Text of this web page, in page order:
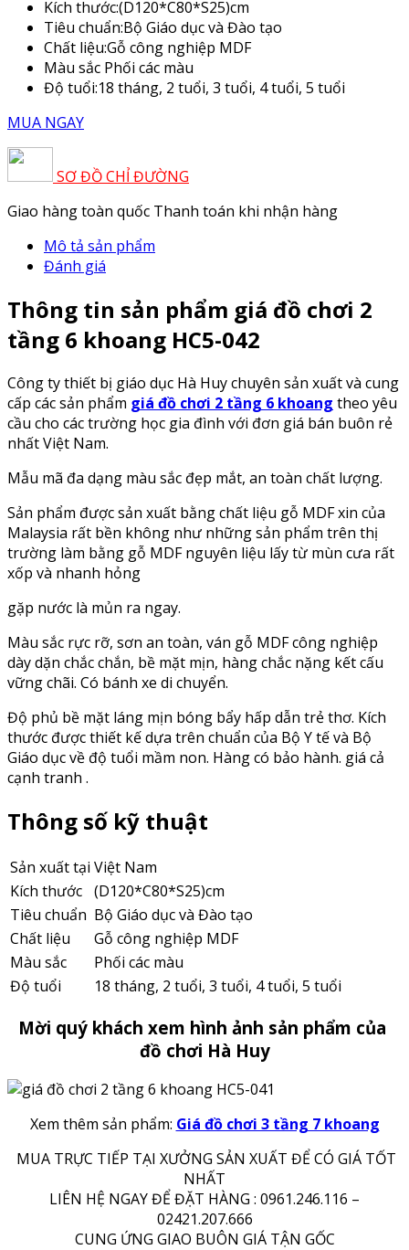
Kích thước:(D120*C80*S25)cm
Tiêu chuẩn:Bộ Giáo dục và Đào tạo
Chất liệu:Gỗ công nghiệp MDF
Màu sắc Phối các màu
Độ tuổi:18 tháng, 2 tuổi, 3 tuổi, 4 tuổi, 5 tuổi
MUA NGAY
SƠ ĐỒ CHỈ ĐƯỜNG
Giao hàng toàn quốc Thanh toán khi nhận hàng
Mô tả sản phẩm
Đánh giá
Thông tin sản phẩm giá đồ chơi 2
tầng 6 khoang HC5-042
Công ty thiết bị giáo dục Hà Huy chuyên sản xuất và cung
cấp các sản phẩm giá đồ chơi 2 tầng 6 khoang theo yêu
cầu cho các trường học gia đình với đơn giá bán buôn rẻ
nhất Việt Nam.
Mẫu mã đa dạng màu sắc đẹp mắt, an toàn chất lượng.
Sản phẩm được sản xuất bằng chất liệu gỗ MDF xin của
Malaysia rất bền không như những sản phẩm trên thị
trường làm bằng gỗ MDF nguyên liệu lấy từ mùn cưa rất
xốp và nhanh hỏng
gặp nước là mủn ra ngay.
Màu sắc rực rỡ, sơn an toàn, ván gỗ MDF công nghiệp
dày dặn chắc chắn, bề mặt mịn, hàng chắc nặng kết cấu
vững chãi. Có bánh xe di chuyển.
Độ phủ bề mặt láng mịn bóng bẩy hấp dẫn trẻ thơ. Kích
thước được thiết kế dựa trên chuẩn của Bộ Y tế và Bộ
Giáo dục về độ tuổi mầm non. Hàng có bảo hành. giá cả
cạnh tranh .
Thông số kỹ thuật
Sản xuất tại Việt Nam
Kích thước (D120*C80*S25)cm
Tiêu chuẩn Bộ Giáo dục và Đào tạo
Chất liệu
Gỗ công nghiệp MDF
Màu sắc
Phối các màu
Độ tuổi
18 tháng, 2 tuổi, 3 tuổi, 4 tuổi, 5 tuổi
Mời quý khách xem hình ảnh sản phẩm của
đồ chơi Hà Huy
Xem thêm sản phẩm: Giá đồ chơi 3 tầng 7 khoang
MUA TRỰC TIẾP TẠI XƯỞNG SẢN XUẤT ĐỂ CÓ GIÁ TỐT
NHẤT
LIÊN HỆ NGAY ĐỂ ĐẶT HÀNG : 0961.246.116 –
02421.207.666
CUNG ỨNG GIAO BUÔN GIÁ TẬN GỐC